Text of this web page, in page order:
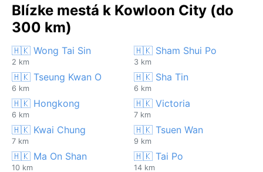
Blízke mestá k Kowloon City (do
300 km)
🇭🇰 Wong Tai Sin
2 km
🇭🇰 Sham Shui Po
3 km
🇭🇰 Tseung Kwan O
6 km
🇭🇰 Sha Tin
6 km
🇭🇰 Hongkong
6 km
🇭🇰 Victoria
7 km
🇭🇰 Kwai Chung
7 km
🇭🇰 Tsuen Wan
9 km
🇭🇰 Ma On Shan
10 km
🇭🇰 Tai Po
14 km